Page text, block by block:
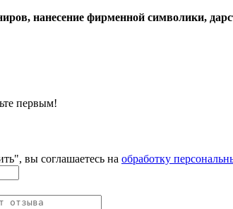
нанесение фирменной символики,
первым!
вы соглашаетесь на обработку